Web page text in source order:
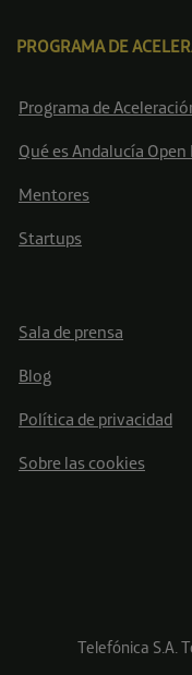
PROGRAMA DE
Programa de
Qué es Andalucía
Mentores
Startups
Sala de prensa
Blog
Política de privacidad
Sobre las cookies
Telefónica S.A.